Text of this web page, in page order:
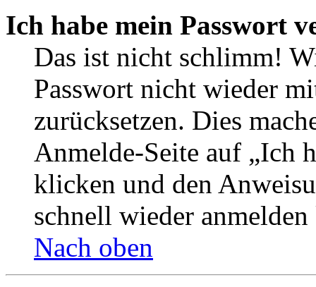
Ich habe mein Passwort
Das ist nicht schlimm!
Passwort nicht wieder
zurücksetzen. Dies
Anmelde-Seite auf „Ich
klicken und den
schnell wieder
Nach oben